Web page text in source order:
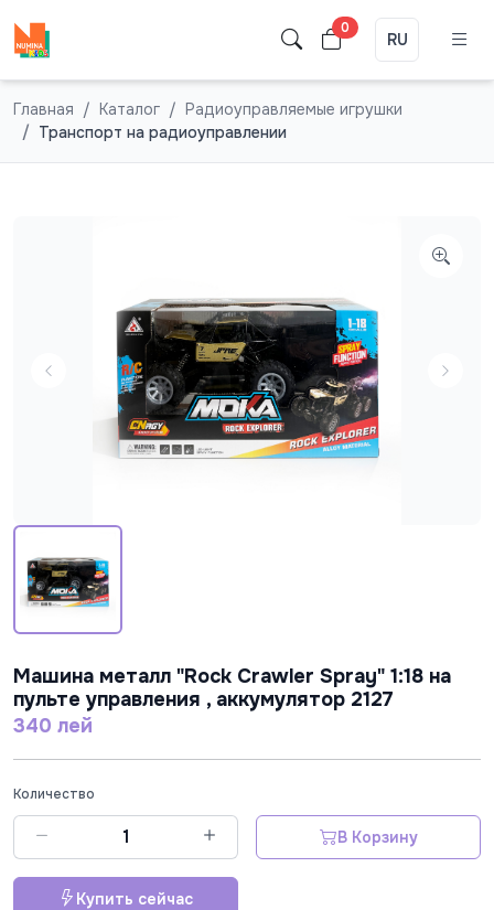
0
RU
Главная Каталог
Радиоуправляемые игрушки
Транспорт на радиоуправлении
Машина металл "Rock Crawler Spray" 1:18 на
пульте управления , аккумулятор 2127
340 лей
Количество
В Корзину
Купить сейчас